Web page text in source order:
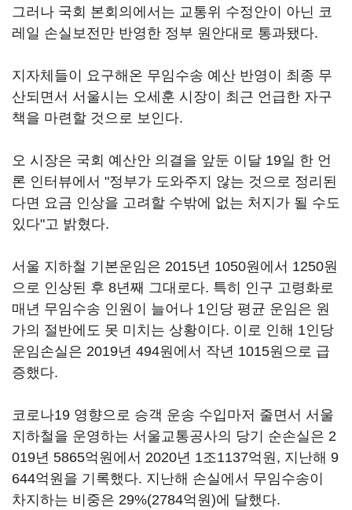
그러나 국회 본회의에서는 교통위 수정안이 아닌 코
레일 손실보전만 반영한 정부 원안대로 통과됐다.
지자체들이 요구해온 무임수송 예산 반영이 최종 무
산되면서 서울시는 오세훈 시장이 최근 언급한 자구
책을 마련할 것으로 보인다.
오 시장은 국회 예산안 의결을 앞둔 이달 19일 한 언
론 인터뷰에서 "정부가 도와주지 않는 것으로 정리된
다면 요금 인상을 고려할 수밖에 없는 처지가 될 수도
있다"고 밝혔다.
서울 지하철 기본운임은 2015년 1050원에서 1250원
으로 인상된 후 8년째 그대로다. 특히 인구 고령화로
매년 무임수송 인원이 늘어나 1인당 평균 운임은 원
가의 절반에도 못 미치는 상황이다. 이로 인해 1인당
운임손실은 2019년 494원에서 작년 1015원으로 급
증했다.
코로나19 영향으로 승객 운송 수입마저 줄면서 서울
지하철을 운영하는 서울교통공사의 당기 순손실은 2
019년 5865억원에서 2020년 1조1137억원, 지난해 9
644억원을 기록했다. 지난해 손실에서 무임수송이
차지하는 비중은 29%(2784억원)에 달했다.